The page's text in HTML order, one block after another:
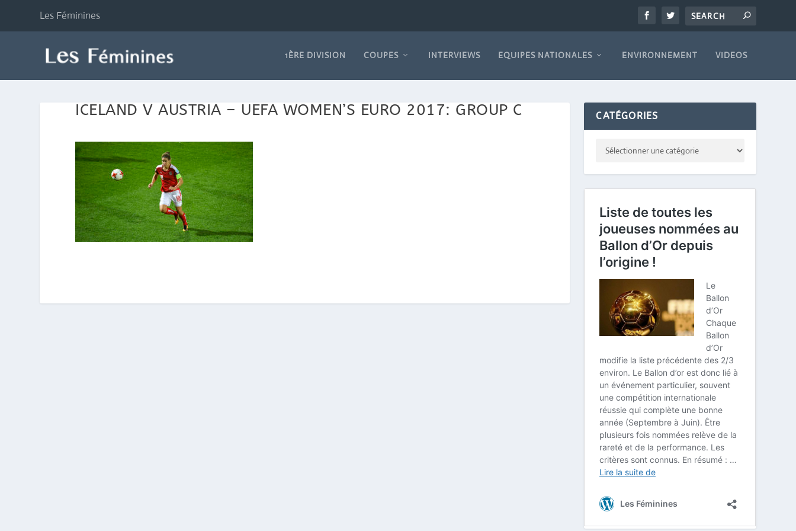
Les Féminines
1ÈRE DIVISION COUPES INTERVIEWS EQUIPES NATIONALES ENVIRONNEMENT VIDEOS
ICELAND V AUSTRIA – UEFA WOMEN’S EURO 2017: GROUP C CATÉGORIES